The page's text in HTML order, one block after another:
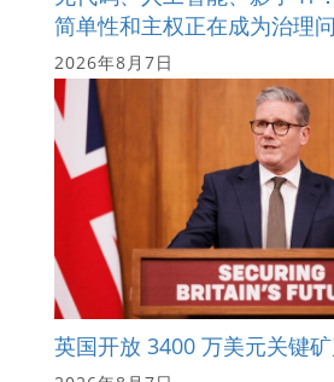
简单性和主权正在成为治理
2026年8月7日
英国开放 3400 万美元关键